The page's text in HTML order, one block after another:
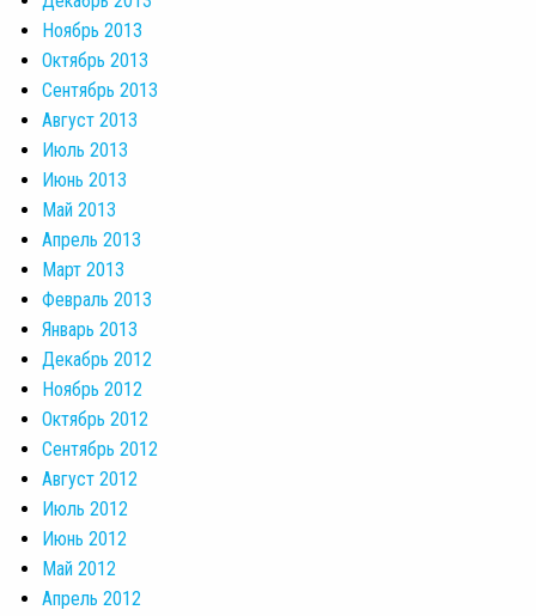
Ноябрь 2013
Октябрь 2013
Сентябрь 2013
Август 2013
Июль 2013
Июнь 2013
Май 2013
Апрель 2013
Март 2013
Февраль 2013
Январь 2013
Декабрь 2012
Ноябрь 2012
Октябрь 2012
Сентябрь 2012
Август 2012
Июль 2012
Июнь 2012
Май 2012
Апрель 2012